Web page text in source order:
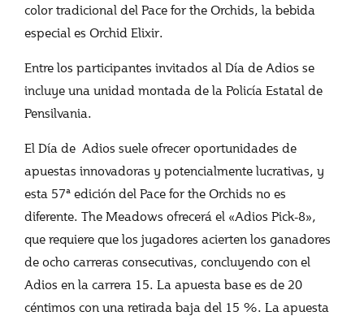
color tradicional del Pace for the Orchids, la bebida
especial es Orchid Elixir.
Entre los participantes invitados al Día de Adios se
incluye una unidad montada de la Policía Estatal de
Pensilvania.
El Día de Adios suele ofrecer oportunidades de
apuestas innovadoras y potencialmente lucrativas, y
esta 57ª edición del Pace for the Orchids no es
diferente. The Meadows ofrecerá el «Adios Pick-8»,
que requiere que los jugadores acierten los ganadores
de ocho carreras consecutivas, concluyendo con el
Adios en la carrera 15. La apuesta base es de 20
céntimos con una retirada baja del 15 %. La apuesta